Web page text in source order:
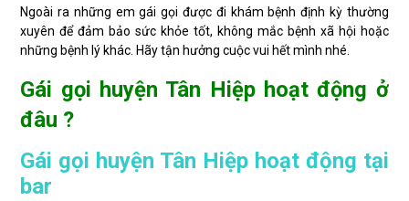
Ngoài ra những em gái gọi được đi khám bệnh định kỳ thường
xuyên để đảm bảo sức khỏe tốt, không mắc bệnh xã hội hoặc
những bệnh lý khác. Hãy tận hưởng cuộc vui hết mình nhé.
Gái gọi huyện Tân Hiệp hoạt động ở
đâu ?
Gái gọi huyện Tân Hiệp hoạt động tại
bar